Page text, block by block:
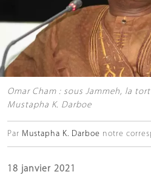
Omar Cham : sous Jammeh, la
Mustapha K. Darboe
Par Mustapha K. Darboe notre
18 janvier 2021